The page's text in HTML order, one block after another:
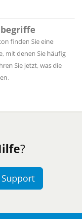
finden Sie eine
mit denen Sie häufig
Sie jetzt, was die
?